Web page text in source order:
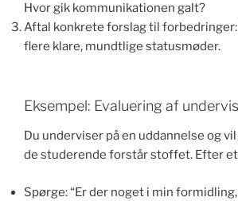
Hvor gik kommunikationen galt?
Aftal konkrete forslag til
flere klare, mundtlige statusmøder.
Eksempel: Evaluering af
Du underviser på en uddannelse og
de studerende forstår stoffet. Efter
Spørge: “Er der noget i min